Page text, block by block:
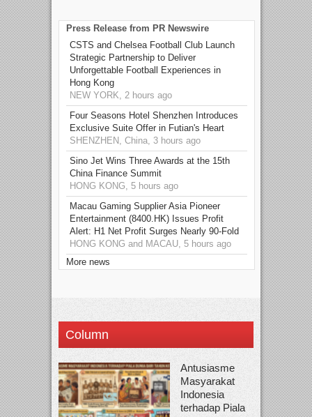
Press Release from PR Newswire
CSTS and Chelsea Football Club Launch
Strategic Partnership to Deliver
Unforgettable Football Experiences in
Hong Kong
NEW YORK, 2 hours ago
Four Seasons Hotel Shenzhen Introduces
Exclusive Suite Offer in Futian's Heart
SHENZHEN, China, 3 hours ago
Sino Jet Wins Three Awards at the 15th
China Finance Summit
HONG KONG, 5 hours ago
Macau Gaming Supplier Asia Pioneer
Entertainment (8400.HK) Issues Profit
Alert: H1 Net Profit Surges Nearly 90-Fold
HONG KONG and MACAU, 5 hours ago
More news
Column
Antusiasme
Masyarakat
Indonesia
terhadap Piala